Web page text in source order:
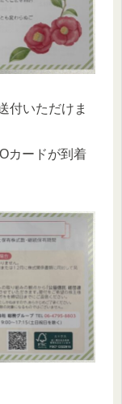
付いただけま
カードが到着